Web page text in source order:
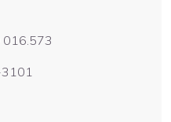
016.573